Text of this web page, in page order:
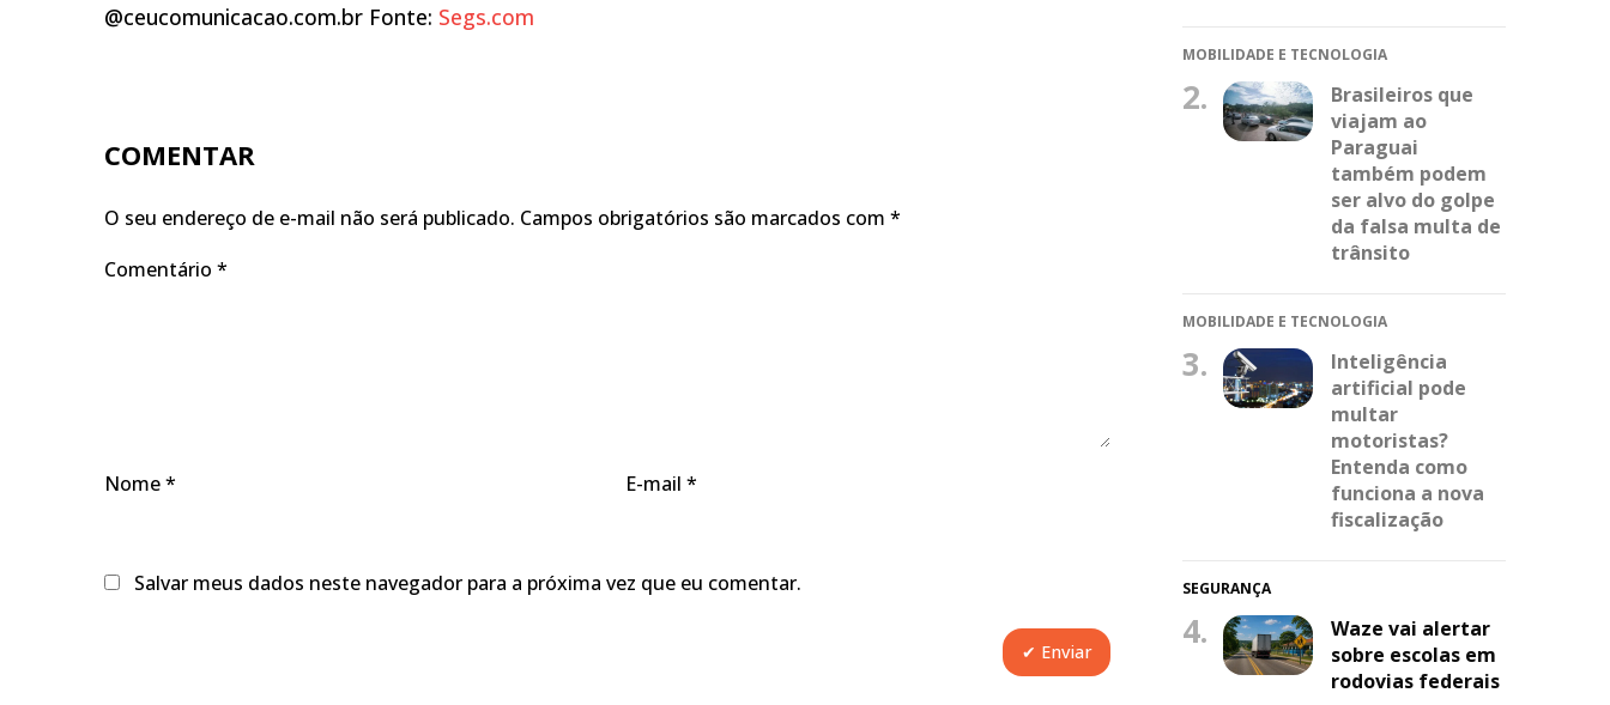
@ceucomunicacao.com.br Fonte: Segs.com
COMENTAR
O seu endereço de e-mail não será publicado. Campos obrigatórios são marcados com *
Comentário *
Nome* E-mail *
Salvar meus dados neste navegador para a próxima vez que eu comentar.
MOBILIDADE E TECNOLOGIA
2.
Brasileiros que
viajam ao
Paraguai
também podem
ser alvo do golpe
da falsa multa de
trânsito
MOBILIDADE E TECNOLOGIA
3.
Inteligência
artificial pode
multar
motoristas?
Entenda como
funciona a nova
fiscalização
SEGURANÇA
4.
Waze vai alertar
sobre escolas em
rodovias federais